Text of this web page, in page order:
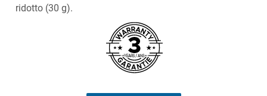
ridotto (30 g).